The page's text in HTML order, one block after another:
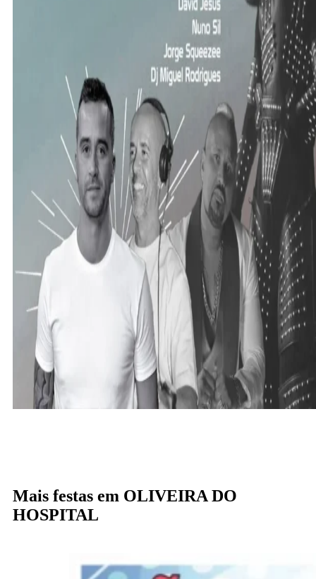
Mais festas em OLIVEIRA DO
HOSPITAL